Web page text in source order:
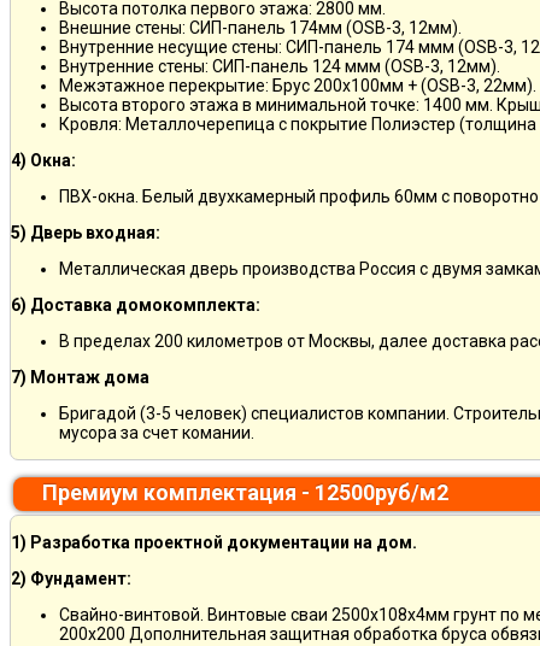
Высота потолка первого этажа: 2800 мм.
Внешние стены: СИП-панель 174мм (OSB-3, 12мм).
Внутренние несущие стены: СИП-панель 174 ммм (OSB-3,
Внутренние стены: СИП-панель 124 ммм (OSB-3, 12мм).
Межэтажное перекрытие: Брус 200х100мм + (OSB-3, 22мм).
Высота второго этажа в минимальной точке: 1400 мм.
Кровля: Металлочерепица с покрытие Полиэстер
4) Окна:
ПВХ-окна. Белый двухкамерный профиль 60мм с
5) Дверь входная:
Металлическая дверь производства Россия с двумя
6) Доставка домокомплекта:
В пределах 200 километров от Москвы, далее доставка
7) Монтаж дома
Бригадой (3-5 человек) специалистов компании.
мусора за счет комании.
Премиум комплектация - 12500руб/м2
1) Разработка проектной документации на дом.
2) Фундамент:
Свайно-винтовой. Винтовые сваи 2500х108х4мм грунт по
200х200 Дополнительная защитная обработка бруса